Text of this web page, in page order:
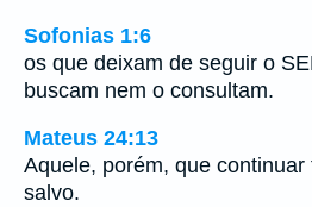
Sofonias 1:6
os que deixam de seguir o
buscam nem o consultam.
Mateus 24:13
Aquele, porém, que
salvo.